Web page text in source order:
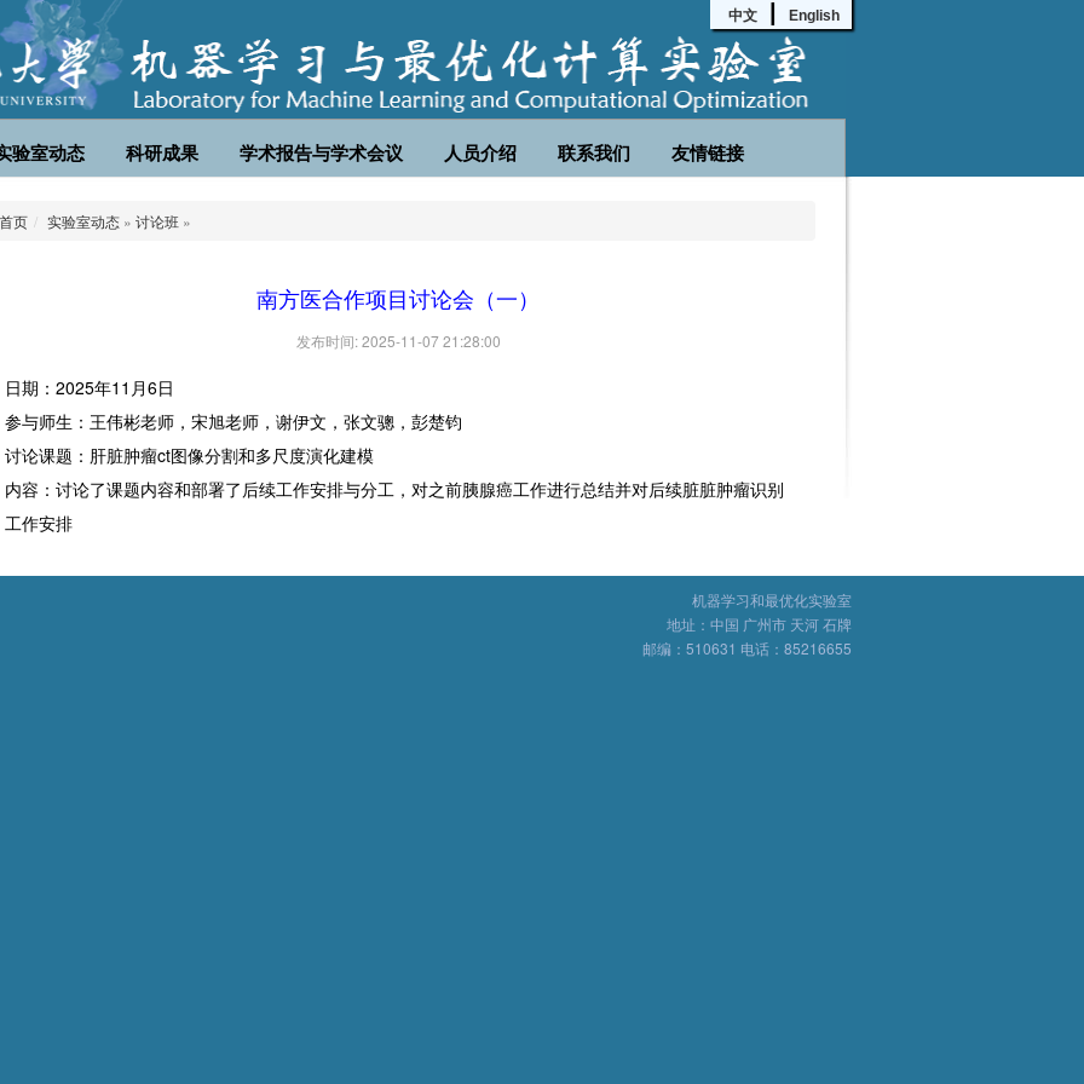
中文 English
验室动态 科研成果 学术报告与学术会议 人员介绍 联系我们 友情链接
首页 实验室动态 » 讨论班 »
南方医合作项目讨论会（一）
发布时间: 2025-11-07 21:28:00
日期：2025年11月6日
参与师生：王伟彬老师，宋旭老师，谢伊文，张文骢，彭楚钧
讨论课题：肝脏肿瘤ct图像分割和多尺度演化建模
内容：讨论了课题内容和部署了后续工作安排与分工，对之前胰腺癌工作进行总结并对后续脏脏肿瘤识别
工作安排
机器学习和最优化实验室
地址：中国 广州市 天河 石牌
邮编：510631 电话：85216655